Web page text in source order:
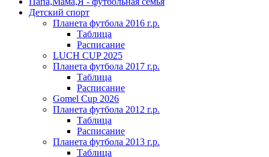
Детский спорт
Планета футбола 2016 г.р.
Таблица
Расписание
LUCH CUP 2025
Планета футбола 2017 г.р.
Таблица
Расписание
Gomel Cup 2026
Планета футбола 2012 г.р.
Таблица
Расписание
Планета футбола 2013 г.р.
Таблица